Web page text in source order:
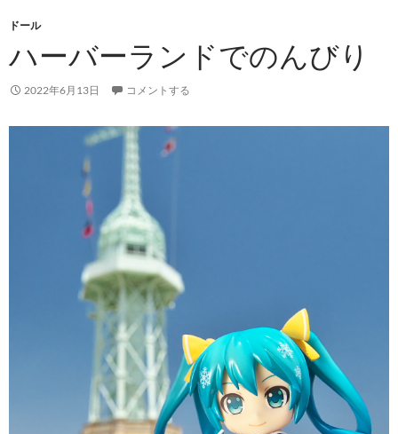
ドール
ハーバーランドでのんびり
2022年6月13日 コメントする